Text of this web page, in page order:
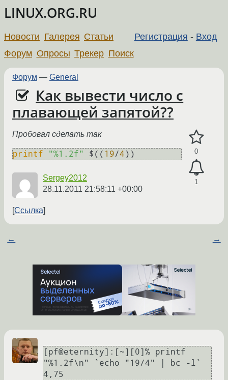
LINUX.ORG.RU
Регистрация - Вход
Новости Галерея Статьи
Форум Опросы Трекер Поиск
Форум — General
Как вывести число с
плавающей запятой??
0
1
Пробовал сделать так
printf "%1.2f" $(( 19/4))
Sergey2012
28.11.2011 21:58:11 +00:00
Ссылка
← →
[pf@eternity]:[~][0]% printf
"%1.2f\n" `echo "19/4" | bc -l`
4,75